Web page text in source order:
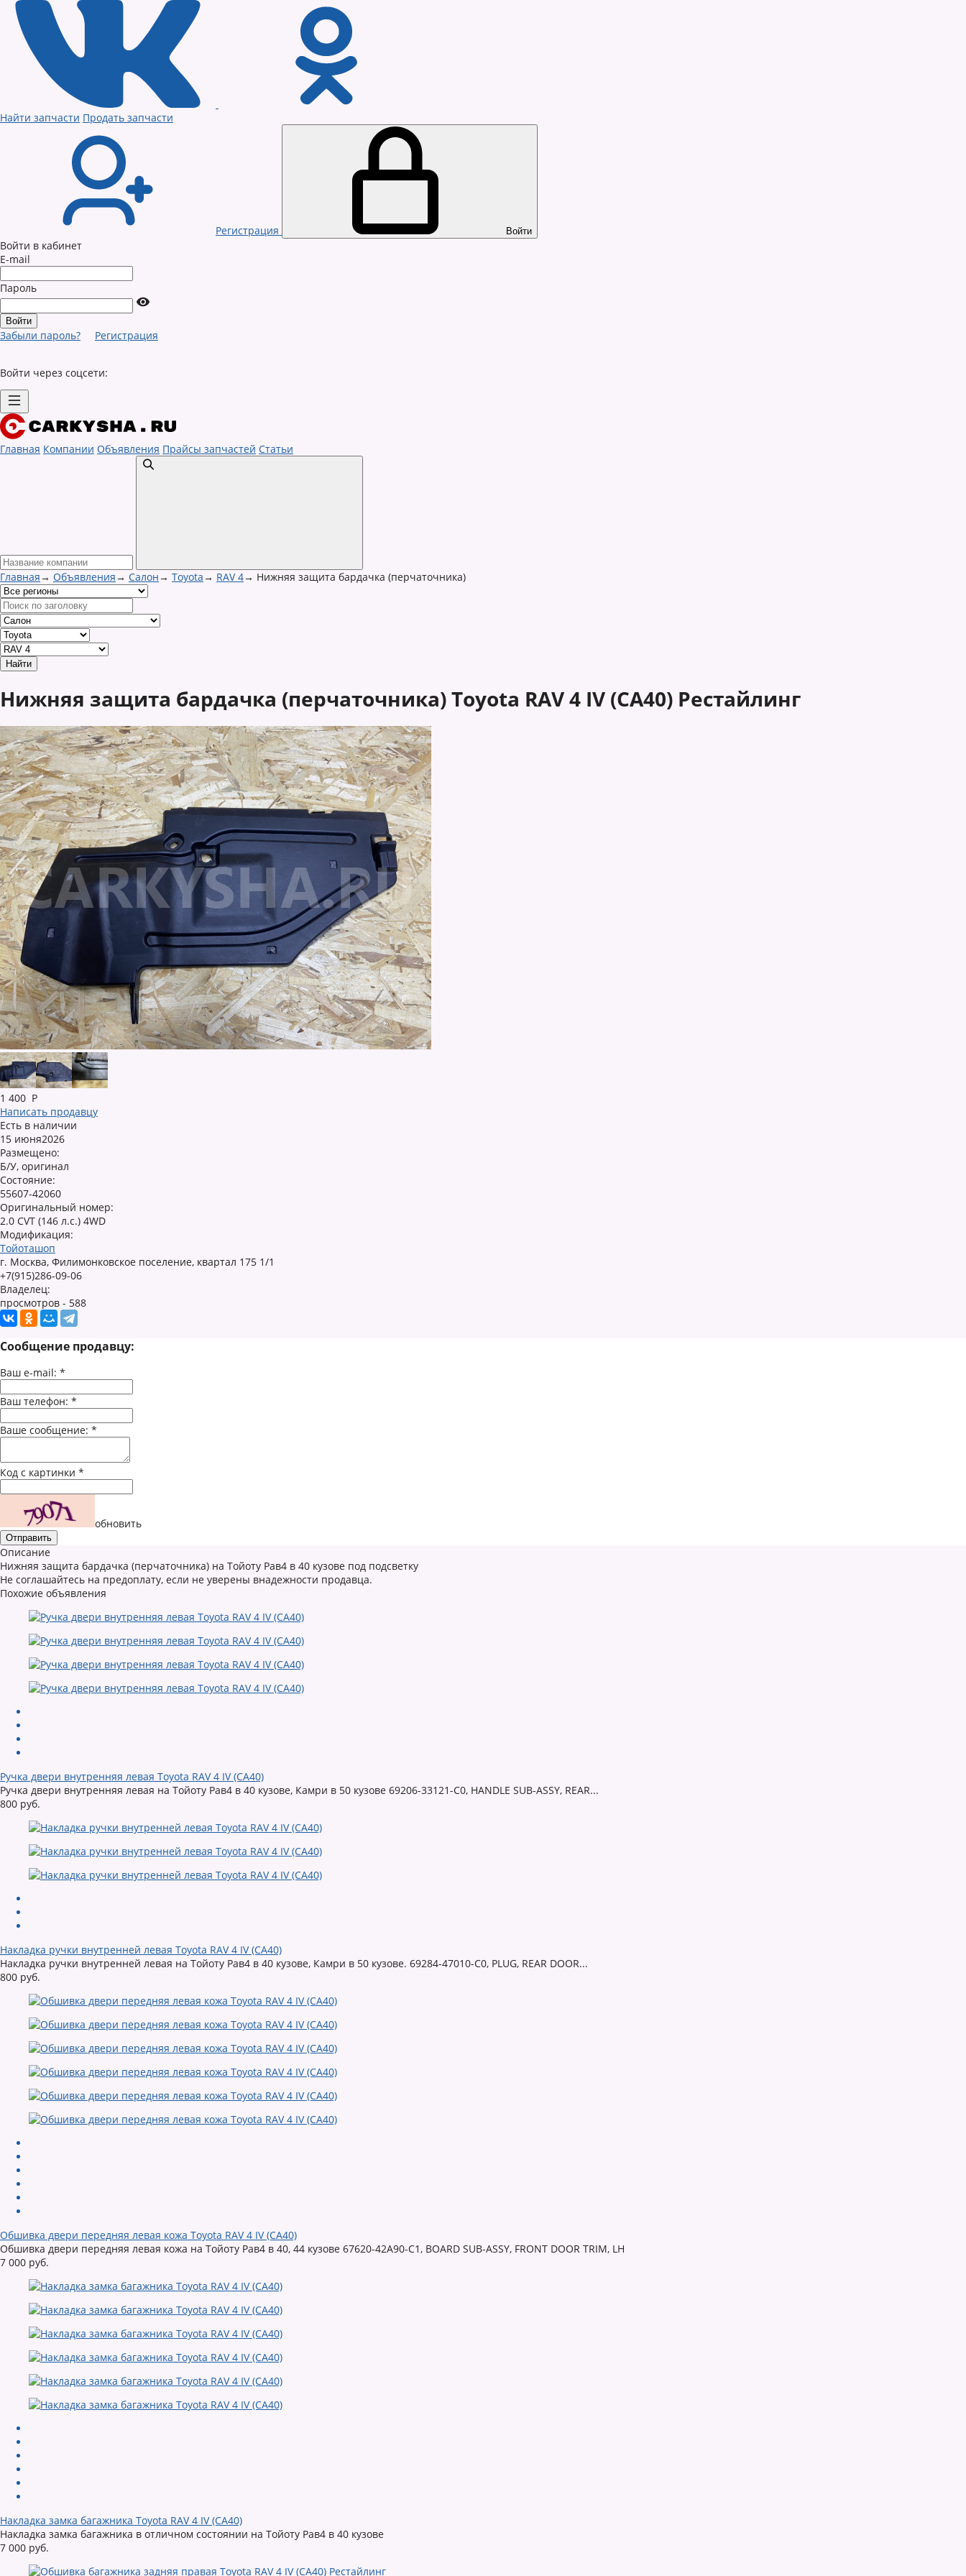
Найти запчасти Продать запчасти
Регистрация Войти
Войти в кабинет
E-mail
Пароль
Забыли пароль? Регистрация
Войти через соцсети:
Главная Компании Объявления Прайсы запчастей Статьи
Главная→ Объявления→ Салон→ Toyota→ RAV 4→ Нижняя защита бардачка (перчаточника)
Нижняя защита бардачка (перчаточника) Toyota RAV 4 IV (CA40) Рестайлинг
1 400 Р
Написать продавцу
Есть в наличии
15 июня2026
Размещено:
Б/У, оригинал
Состояние:
55607-42060
Оригинальный номер:
2.0 CVT (146 л.с.) 4WD
Модификация:
Тойоташоп
г. Москва, Филимонковское поселение, квартал 175 1/1
+7(915)286-09-06
Владелец:
просмотров - 588
Сообщение продавцу:
Ваш e-mail: *
Ваш телефон: *
Ваше сообщение: *
Код с картинки *
обновить
Описание
Нижняя защита бардачка (перчаточника) на Тойоту Рав4 в 40 кузове под подсветку
Не соглашайтесь на предоплату, если не уверены внадежности продавца.
Похожие объявления
Ручка двери внутренняя левая Toyota RAV 4 IV (CA40)
Ручка двери внутренняя левая на Тойоту Рав4 в 40 кузове, Камри в 50 кузове 69206-33121-C0, HANDLE SUB-ASSY, REAR...
800 руб.
Накладка ручки внутренней левая Toyota RAV 4 IV (CA40)
Накладка ручки внутренней левая на Тойоту Рав4 в 40 кузове, Камри в 50 кузове. 69284-47010-C0, PLUG, REAR DOOR...
800 руб.
Обшивка двери передняя левая кожа Toyota RAV 4 IV (CA40)
Обшивка двери передняя левая кожа на Тойоту Рав4 в 40, 44 кузове 67620-42A90-C1, BOARD SUB-ASSY, FRONT DOOR TRIM, LH
7 000 руб.
Накладка замка багажника Toyota RAV 4 IV (CA40)
Накладка замка багажника в отличном состоянии на Тойоту Рав4 в 40 кузове
7 000 руб.